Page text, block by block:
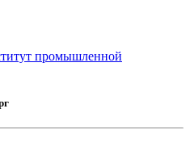
промышленной